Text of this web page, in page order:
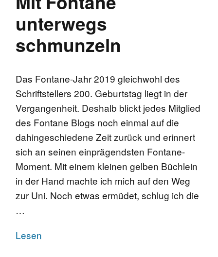
unterwegs
schmunzeln
Das Fontane-Jahr 2019 gleichwohl des
Schriftstellers 200. Geburtstag liegt in der
Vergangenheit. Deshalb blickt jedes Mitglied
des Fontane Blogs noch einmal auf die
dahingeschiedene Zeit zurück und erinnert
sich an seinen einprägendsten Fontane-
Moment. Mit einem kleinen gelben Büchlein
in der Hand machte ich mich auf den Weg
zur Uni. Noch etwas ermüdet, schlug ich die
…
Lesen